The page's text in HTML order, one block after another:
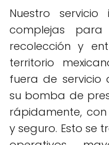
Nuestro servicio
complejas para
recolección y
territorio
fuera de servicio
su bomba de
rápidamente,
y seguro. Esto se